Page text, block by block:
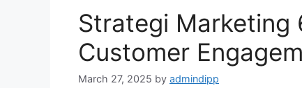
Strategi Marketing
Customer
March 27, 2025 by admindipp